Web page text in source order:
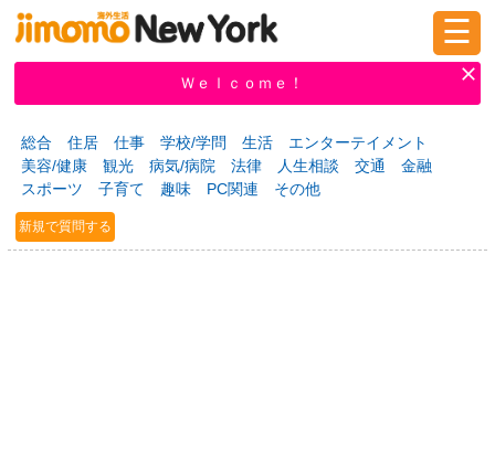
新規登録
掲示板 タウン情報 教えて！
☰
Ｗｅｌｃｏｍｅ！
総合 住居 仕事 学校/学問 生活
エンターテイメント
美容/健康
観光 病気/病院 法律 人生相談 交通
金融
スポーツ
子育て 趣味 PC関連 その他
新規で質問する